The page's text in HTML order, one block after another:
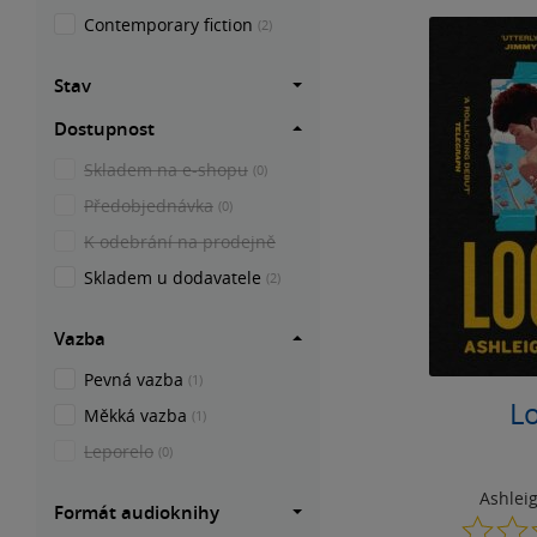
Contemporary fiction (2)
Stav
Dostupnost
Skladem na e-shopu (0)
Předobjednávka (0)
K odebrání na prodejně
Skladem u dodavatele (2)
Vazba
Pevná vazba (1)
Měkká vazba (1)
Leporelo (0)
Formát audioknihy